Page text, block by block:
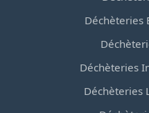
Déchèteries
Déchèteries
Déchèteries